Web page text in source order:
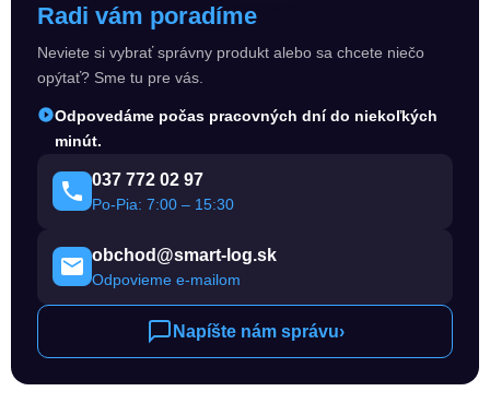
Radi vám poradíme
Neviete si vybrať správny produkt alebo sa chcete niečo
opýtať? Sme tu pre vás.
Odpovedáme počas pracovných dní do niekoľkých
minút.
037 772 02 97
Po-Pia: 7:00 – 15:30
obchod@smart-log.sk
Odpovieme e-mailom
Napíšte nám správu›